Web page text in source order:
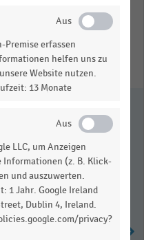
Premise erfassen
helfen uns zu
Website nutzen.
13 Monate
LLC, um Anzeigen
(z. B. Klick-
und auszuwerten.
1 Jahr. Google Ireland
Dublin 4, Ireland.
privacy?